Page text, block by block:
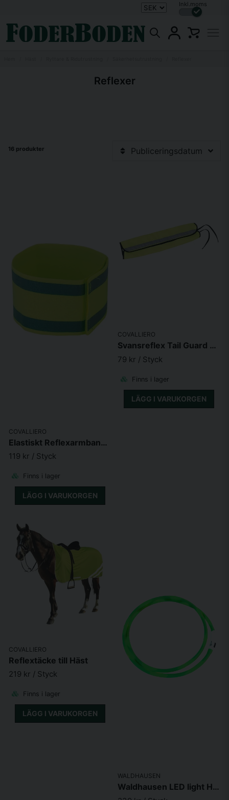
Inkl.moms
Reflexer
16 produkter Publiceringsdatum
COVALLIERO
Elastiskt Reflexarmband 50x340mm
119 kr / Styck
Finns i lager
LÄGG I VARUKORGEN
COVALLIERO
Svansreflex Tail Guard 44x28cm
79 kr / Styck
Finns i lager
LÄGG I VARUKORGEN
COVALLIERO
Reflextäcke till Häst
219 kr / Styck
Finns i lager
LÄGG I VARUKORGEN
WALDHAUSEN
Waldhausen LED light Halsring till häst 150cm